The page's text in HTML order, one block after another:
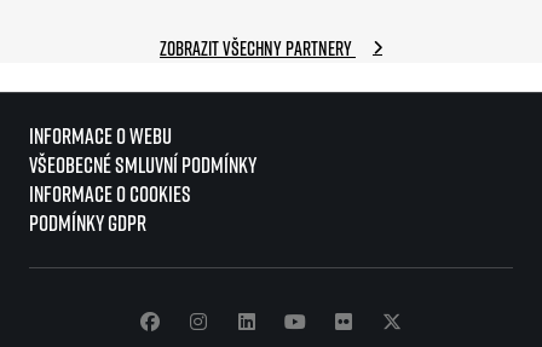
Zobrazit všechny partnery
Informace o webu
Všeobecné smluvní podmínky
Informace o cookies
Podmínky GDPR